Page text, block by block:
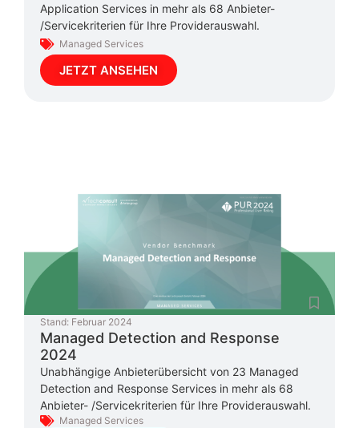
Application Services in mehr als 68 Anbieter-
/Servicekriterien für Ihre Providerauswahl.
Managed Services
JETZT ANSEHEN
Stand: Februar 2024
Managed Detection and Response
2024
Unabhängige Anbieterübersicht von 23 Managed
Detection and Response Services in mehr als 68
Anbieter- /Servicekriterien für Ihre Providerauswahl.
Managed Services